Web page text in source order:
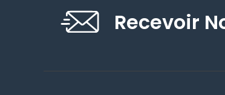
Recevoir